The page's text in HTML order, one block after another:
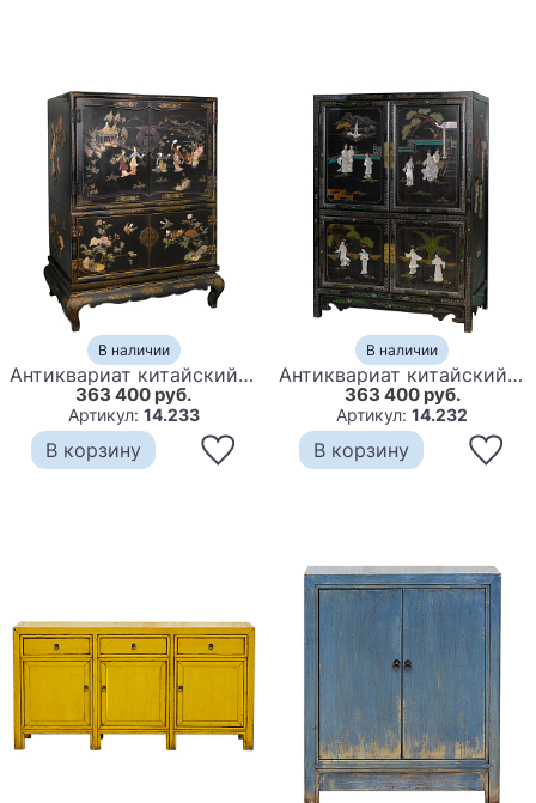
В наличии
Антиквариат китайский шкаф Chinese Cabinet Black создан в начале прошлого века
363 400 руб.
Артикул: 14.233
В корзину
В наличии
Антиквариат китайский шкаф Chinese Cabinet Pearl Black создан в начале прошлого века
363 400 руб.
Артикул:14.232
В корзину